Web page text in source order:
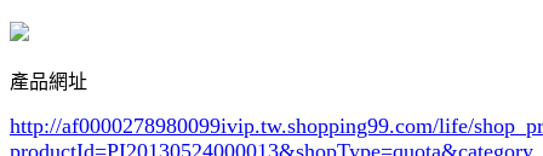
產品網址
http://af0000278980099ivip.tw.shopping99.com/life/